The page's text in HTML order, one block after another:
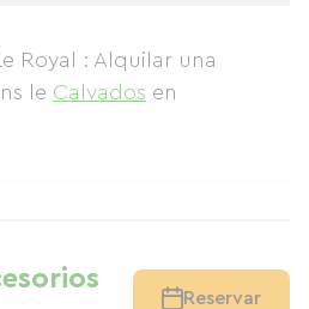
Royal : Alquilar una
le Calvados en
Reservar